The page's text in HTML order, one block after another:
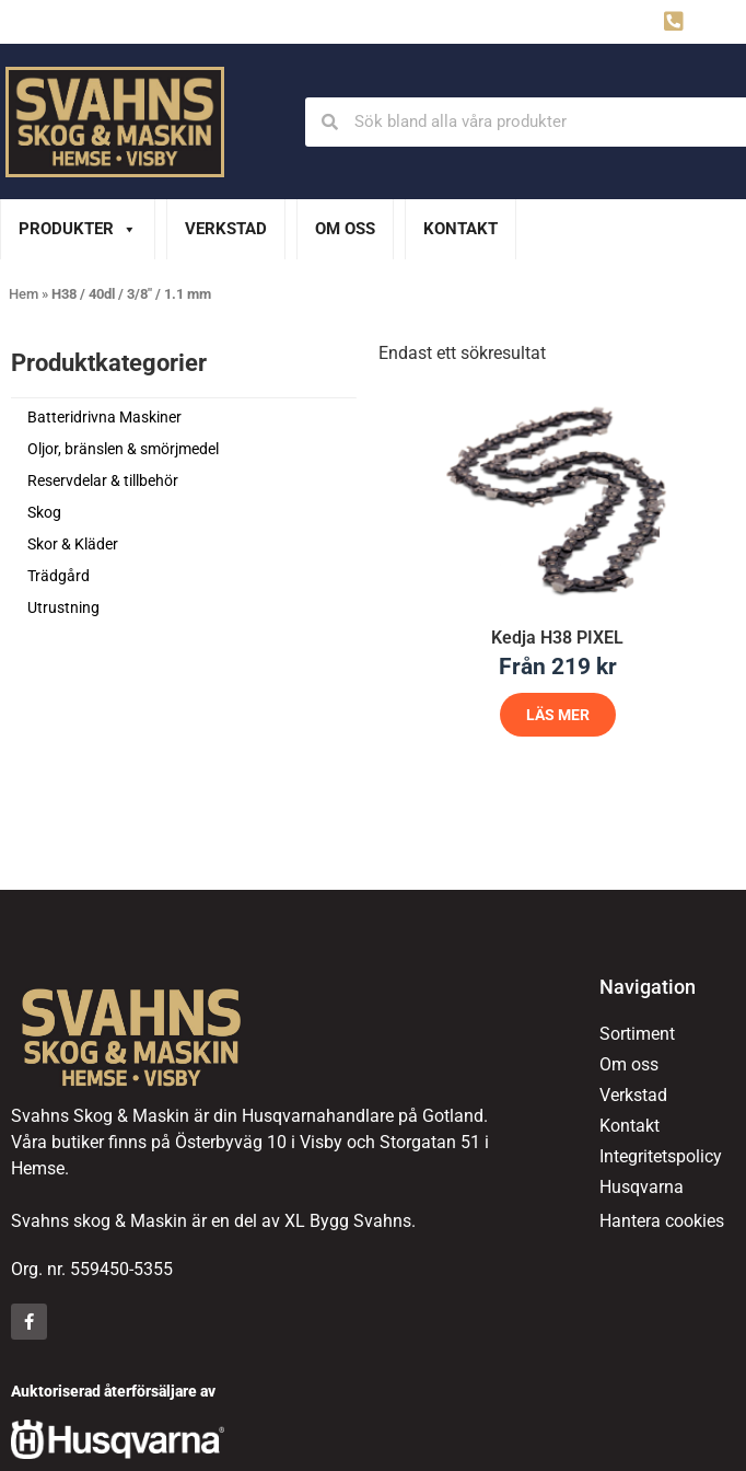
PRODUKTER VERKSTAD OM OSS KONTAKT
Hem » H38 / 40dl / 3/8" / 1.1 mm
Produktkategorier​
Batteridrivna Maskiner
Oljor, bränslen & smörjmedel
Reservdelar & tillbehör
Skog
Skor & Kläder
Trädgård
Utrustning
Endast ett sökresultat
Kedja H38 PIXEL
Från 219 kr
LÄS MER
Svahns Skog & Maskin är din Husqvarnahandlare på Gotland.
Våra butiker finns på Österbyväg 10 i Visby och Storgatan 51 i
Hemse.
Svahns skog & Maskin är en del av XL Bygg Svahns.
Org. nr. 559450-5355
Auktoriserad återförsäljare av
Navigation
Sortiment
Om oss
Verkstad
Kontakt
Integritetspolicy
Husqvarna
Hantera cookies